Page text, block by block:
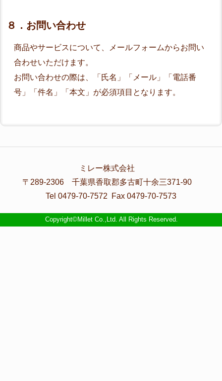
８．お問い合わせ
商品やサービスについて、メールフォームからお問い
合わせいただけます。
お問い合わせの際は、「氏名」「メール」「電話番
号」「件名」「本文」が必須項目となります。
ミレー株式会社
〒289-2306 千葉県香取郡多古町十余三371-90
Tel 0479-70-7572 Fax 0479-70-7573
Copyright©Millet Co.,Ltd. All Rights Reserved.